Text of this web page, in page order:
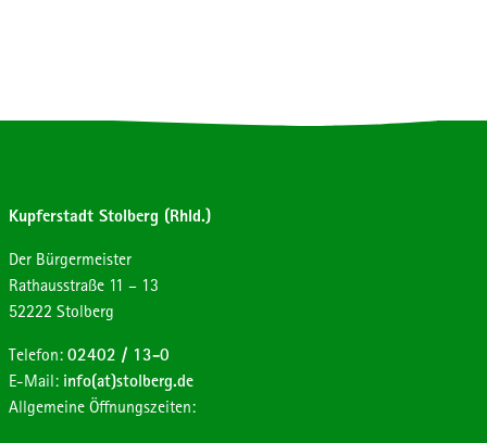
Kupferstadt Stolberg (Rhld.)
Der Bürgermeister
Strasse:
Rathausstraße Hausnummer:
11 – 13
Postleitzahl:
52222 Ort:
Stolberg
Telefon: 02402 / 13-0
E-Mail: info(at)stolberg.de
Allgemeine Öffnungszeiten: